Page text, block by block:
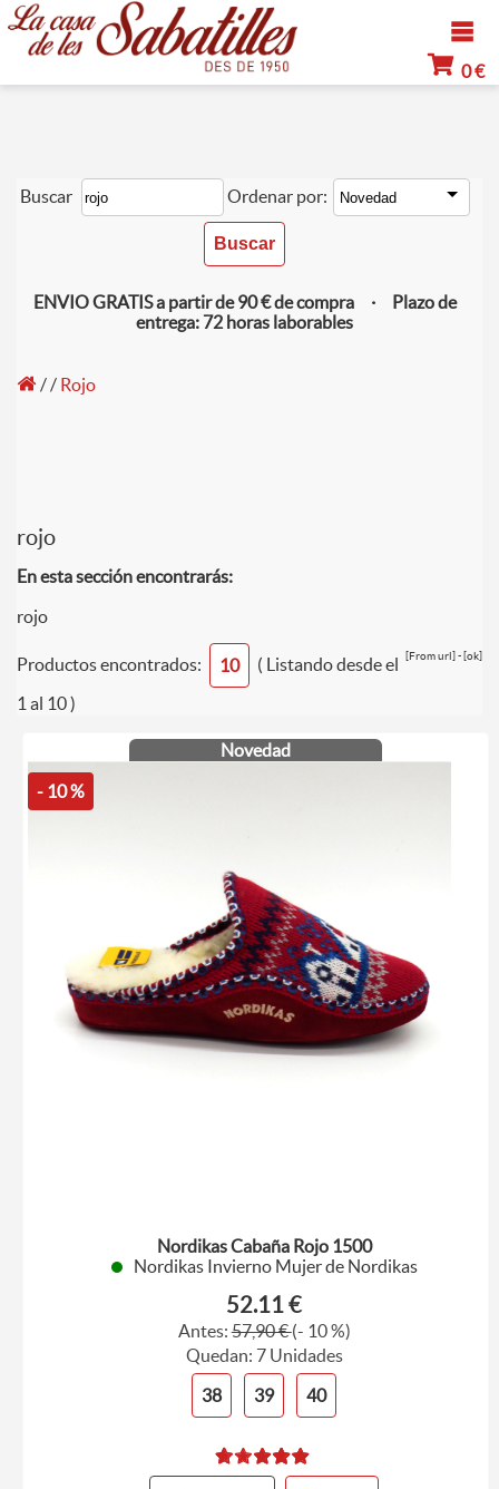
0 €
Buscar Ordenar por:
ENVIO GRATIS a partir de 90 € de compra · Plazo de
entrega: 72 horas laborables
// Rojo
rojo
En esta sección encontrarás:
rojo
[From url] - [ok]
Productos encontrados: 10
( Listando desde el
1 al 10 )
Novedad
- 10 %
Nordikas Cabaña Rojo 1500
Nordikas Invierno Mujer de Nordikas
52.11 €
Antes:57,90 €(- 10 %)
Quedan: 7 Unidades
38
39 40